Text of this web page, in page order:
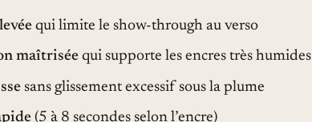
qui limite le show-through au verso
maîtriséequi supporte les encres très humides
sans glissement excessif sous la plume
(5 à 8 secondes selon l’encre)